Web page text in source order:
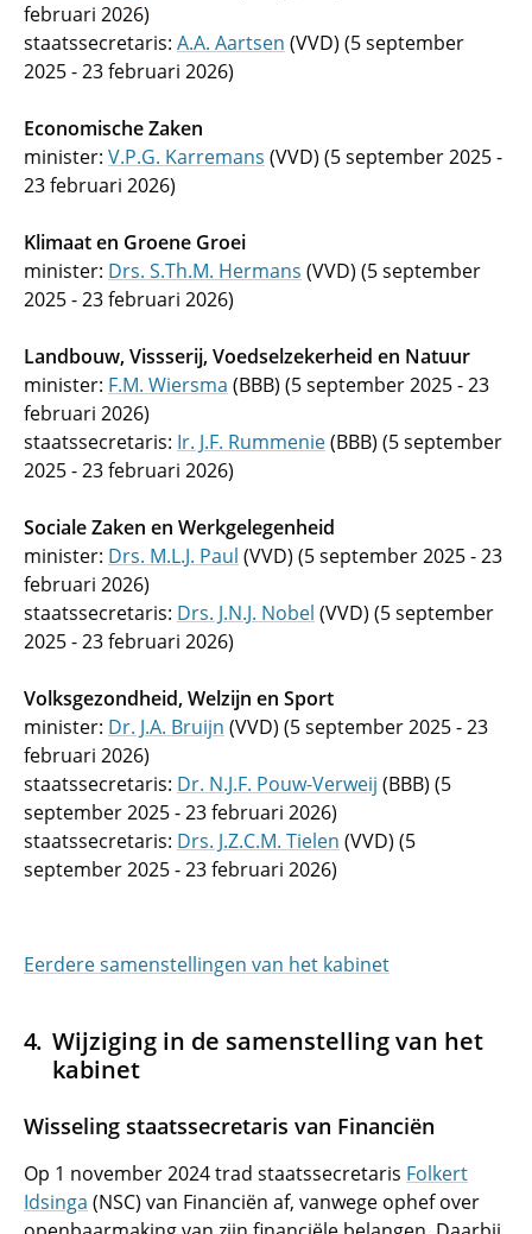
februari 2026)
staatssecretaris: A.A. Aartsen (VVD) (5 september
2025 - 23 februari 2026)
Economische Zaken
minister: V.P.G. Karremans (VVD) (5 september 2025 -
23 februari 2026)
Klimaat en Groene Groei
minister: Drs. S.Th.M. Hermans (VVD) (5 september
2025 - 23 februari 2026)
Landbouw, Vissserij, Voedselzekerheid en Natuur
minister: F.M. Wiersma (BBB) (5 september 2025 - 23
februari 2026)
staatssecretaris: Ir. J.F. Rummenie(BBB) (5 september
2025 - 23 februari 2026)
Sociale Zaken en Werkgelegenheid
minister: Drs. M.L.J. Paul (VVD) (5 september 2025 - 23
februari 2026)
staatssecretaris: Drs. J.N.J. Nobel (VVD) (5 september
2025 - 23 februari 2026)
Volksgezondheid, Welzijn en Sport
minister: Dr. J.A. Bruijn (VVD) (5 september 2025 - 23
februari 2026)
staatssecretaris: Dr. N.J.F. Pouw-Verweij (BBB) (5
september 2025 - 23 februari 2026)
staatssecretaris: Drs. J.Z.C.M. Tielen (VVD) (5
september 2025 - 23 februari 2026)
Eerdere samenstellingen van het kabinet
Wijziging in de samenstelling van het
kabinet
Wisseling staatssecretaris van Financiën
Op 1 november 2024 trad staatssecretaris Folkert
Idsinga (NSC) van Financiën af, vanwege ophef over